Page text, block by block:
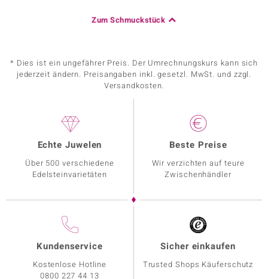
Zum Schmuckstück
* Dies ist ein ungefährer Preis. Der Umrechnungskurs kann sich
jederzeit ändern. Preisangaben inkl. gesetzl. MwSt. und zzgl.
Versandkosten.
Echte Juwelen
Über 500 verschiedene
Edelsteinvarietäten
Beste Preise
Wir verzichten auf teure
Zwischenhändler
Kundenservice
Kostenlose Hotline
0800 227 44 13
Sicher einkaufen
Trusted Shops Käuferschutz